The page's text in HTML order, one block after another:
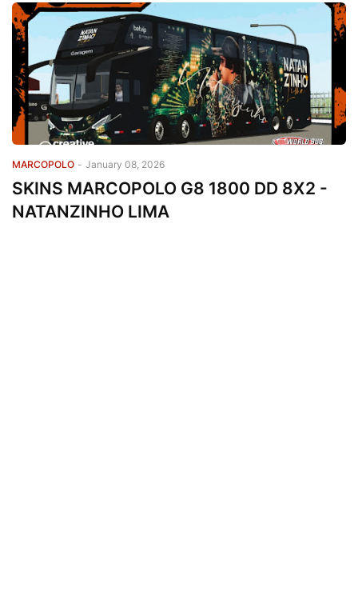
MARCOPOLO - January 08, 2026
SKINS MARCOPOLO G8 1800 DD 8X2 -
NATANZINHO LIMA